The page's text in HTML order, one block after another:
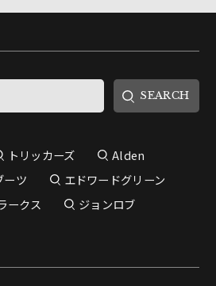
トリッカーズ
Alden
ーツ
エドワードグリーン
ークス
ジョンロブ